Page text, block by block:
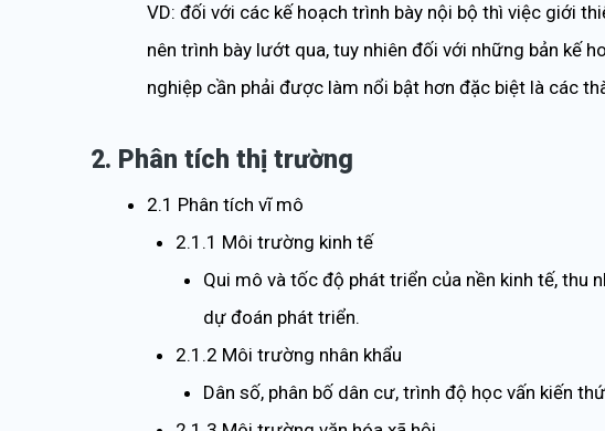
VD: đối với các kế hoạch trình bày nội bộ thì việc giới
nên trình bày lướt qua, tuy nhiên đối với những bản kế
nghiệp cần phải được làm nổi bật hơn đặc biệt là các
2. Phân tích thị trường
2.1 Phân tích vĩ mô
2.1.1 Môi trường kinh tế
Qui mô và tốc độ phát triển của nền kinh tế, thu
dự đoán phát triển.
2.1.2 Môi trường nhân khẩu
Dân số, phân bố dân cư, trình độ học vấn kiến